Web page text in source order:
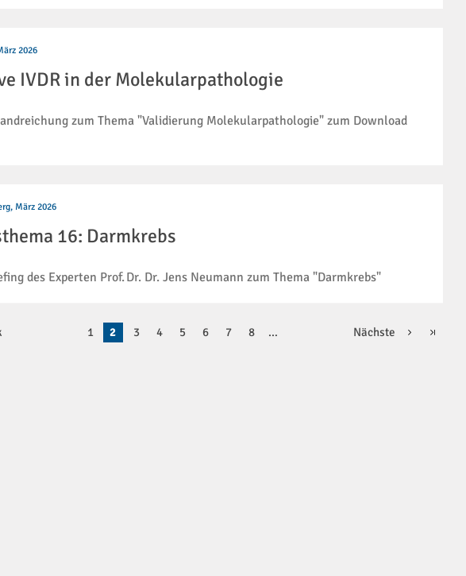
2026
IVDR in der Molekularpathologie
zum Thema "Validierung Molekularpathologie" zum Download
März 2026
16: Darmkrebs
des Experten Prof. Dr. Dr. Jens Neumann zum Thema "Darmkrebs"
1 2 3 4 5 6 7 8 … Nächste Letzte